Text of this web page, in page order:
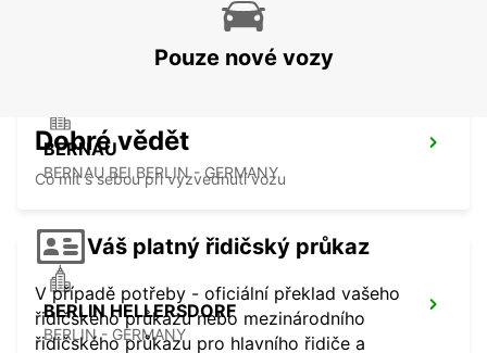
GREIFSWALD - GERMANY
BERNAU
BERNAU BEI BERLIN - GERMANY
BERLIN HELLERSDORF
BERLIN - GERMANY
Pouze nové vozy
Dobré vědět
Co mít s sebou při vyzvednutí vozu
Váš platný řidičský průkaz
V případě potřeby - oficiální překlad vašeho
řidičského průkazu nebo mezinárodního
řidičského průkazu pro hlavního řidiče a